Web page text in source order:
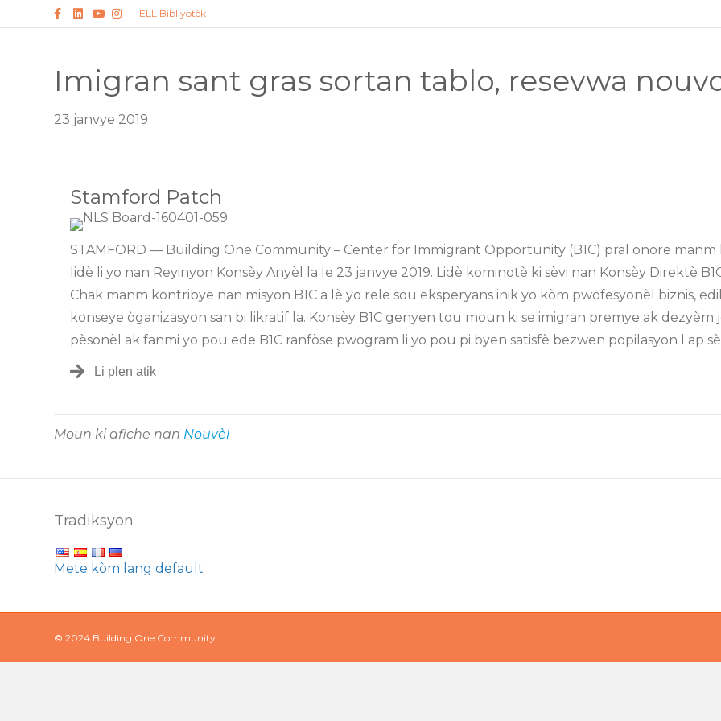
Facebook
LinkedIn
YoutubeInstagramELL Bibliyotèk
Imigran sant gras sortan tablo, resevwa
23 janvye 2019
Stamford Patch
STAMFORD — Building One Community – Center for Immigrant Opportunity (B1C) pral onore
lidè li yo nan Reyinyon Konsèy Anyèl la le 23 janvye 2019. Lidè kominotè ki sèvi nan Konsèy Direktè
Chak manm kontribye nan misyon B1C a lè yo rele sou eksperyans inik yo kòm pwofesyonèl biznis,
konseye òganizasyon san bi likratif la. Konsèy B1C genyen tou moun ki se imigran premye ak dezyèm
pèsonèl ak fanmi yo pou ede B1C ranfòse pwogram li yo pou pi byen satisfè bezwen popilasyon l ap
Li plen atik
Moun ki afiche nan Nouvèl
Tradiksyon
Mete kòm lang default
© 2024 Building One Community